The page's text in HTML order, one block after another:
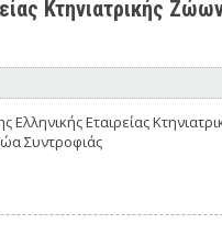
Κτηνιατρικής
Ελληνικής Εταιρείας
Συντροφιάς